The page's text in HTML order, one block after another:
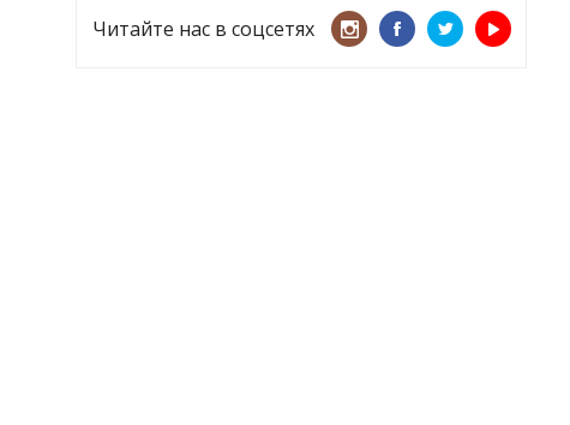
Читайте нас в соцсетях